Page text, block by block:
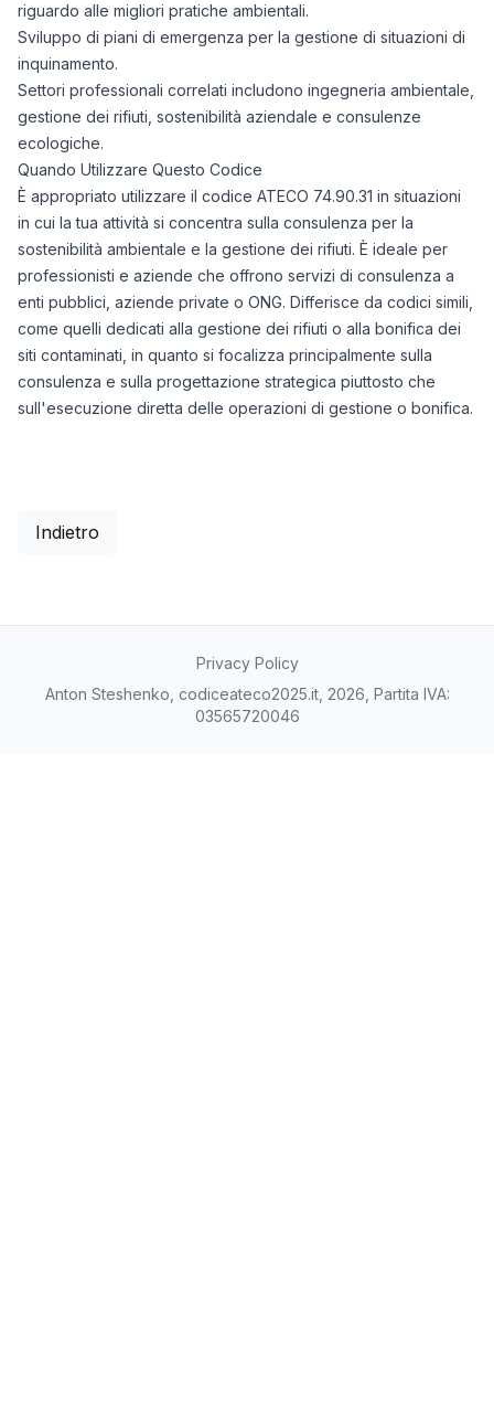
riguardo alle migliori pratiche ambientali.
Sviluppo di piani di emergenza per la gestione di situazioni di
inquinamento.
Settori professionali correlati includono ingegneria ambientale,
gestione dei rifiuti, sostenibilità aziendale e consulenze
ecologiche.
Quando Utilizzare Questo Codice
È appropriato utilizzare il codice ATECO 74.90.31 in situazioni
in cui la tua attività si concentra sulla consulenza per la
sostenibilità ambientale e la gestione dei rifiuti. È ideale per
professionisti e aziende che offrono servizi di consulenza a
enti pubblici, aziende private o ONG. Differisce da codici simili,
come quelli dedicati alla gestione dei rifiuti o alla bonifica dei
siti contaminati, in quanto si focalizza principalmente sulla
consulenza e sulla progettazione strategica piuttosto che
sull'esecuzione diretta delle operazioni di gestione o bonifica.
Indietro
Privacy Policy
Anton Steshenko, codiceateco2025.it, 2026, Partita IVA:
03565720046